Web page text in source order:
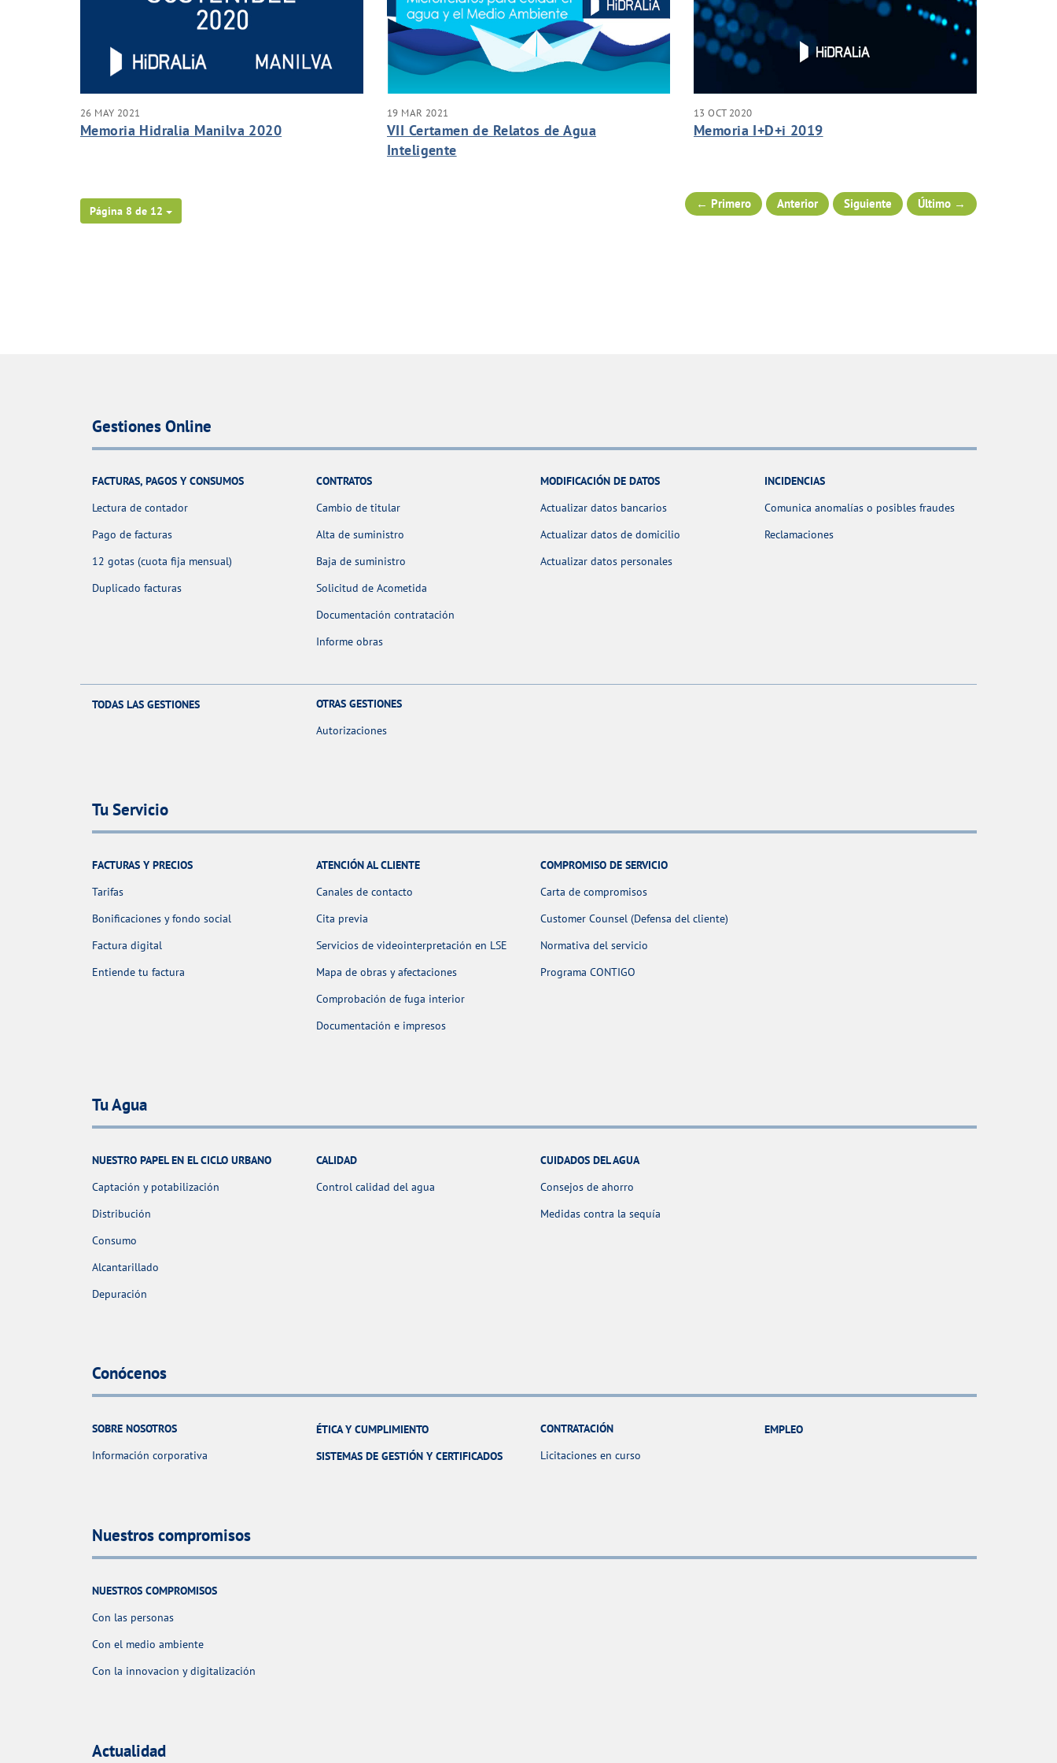
26 MAY 2021
Memoria Hidralia Manilva 2020
19 MAR 2021
VII Certamen de Relatos de Agua
Inteligente
13 OCT 2020
Memoria I+D+i 2019
Página 8 de 12
← Primero Anterior Siguiente Último →
Gestiones Online
FACTURAS, PAGOS Y CONSUMOS
Lectura de contador
Pago de facturas
12 gotas (cuota fija mensual)
Duplicado facturas
CONTRATOS
Cambio de titular
Alta de suministro
Baja de suministro
Solicitud de Acometida
Documentación contratación
Informe obras
MODIFICACIÓN DE DATOS
Actualizar datos bancarios
Actualizar datos de domicilio
Actualizar datos personales
INCIDENCIAS
Comunica anomalías o posibles fraudes
Reclamaciones
TODAS LAS GESTIONES
OTRAS GESTIONES
Autorizaciones
Tu Servicio
FACTURAS Y PRECIOS
Tarifas
Bonificaciones y fondo social
Factura digital
Entiende tu factura
ATENCIÓN AL CLIENTE
Canales de contacto
Cita previa
Servicios de videointerpretación en LSE
Mapa de obras y afectaciones
Comprobación de fuga interior
Documentación e impresos
COMPROMISO DE SERVICIO
Carta de compromisos
Customer Counsel (Defensa del cliente)
Normativa del servicio
Programa CONTIGO
Tu Agua
NUESTRO PAPEL EN EL CICLO URBANO
Captación y potabilización
Distribución
Consumo
Alcantarillado
Depuración
CALIDAD
Control calidad del agua
CUIDADOS DEL AGUA
Consejos de ahorro
Medidas contra la sequía
Conócenos
SOBRE NOSOTROS
Información corporativa
ÉTICA Y CUMPLIMIENTO
SISTEMAS DE GESTIÓN Y CERTIFICADOS
CONTRATACIÓN
Licitaciones en curso
EMPLEO
Nuestros compromisos
NUESTROS COMPROMISOS
Con las personas
Con el medio ambiente
Con la innovacion y digitalización
Actualidad